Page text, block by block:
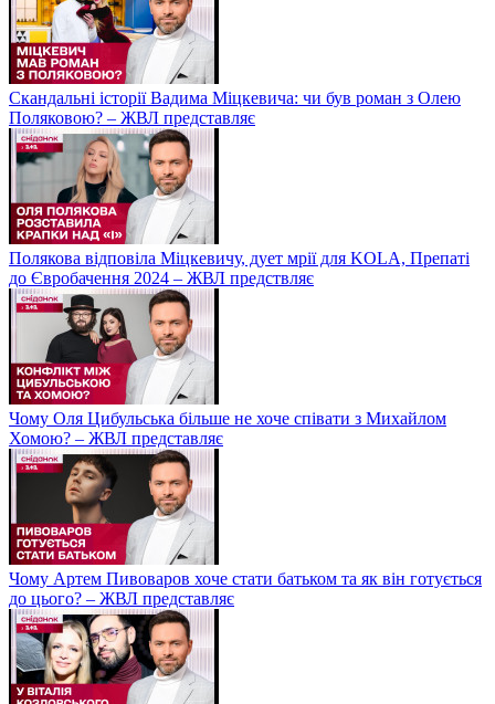
Скандальні історії Вадима Міцкевича: чи був роман з Олею
Поляковою? – ЖВЛ представляє
Полякова відповіла Міцкевичу, дует мрії для KOLA, Препаті
до Євробачення 2024 – ЖВЛ предствляє
Чому Оля Цибульська більше не хоче співати з Михайлом
Хомою? – ЖВЛ представляє
Чому Артем Пивоваров хоче стати батьком та як він готується
до цього? – ЖВЛ представляє